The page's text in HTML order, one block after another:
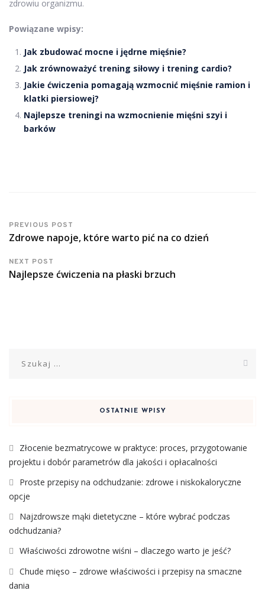
zdrowiu organizmu.
Powiązane wpisy:
Jak zbudować mocne i jędrne mięśnie?
Jak zrównoważyć trening siłowy i trening cardio?
Jakie ćwiczenia pomagają wzmocnić mięśnie ramion i
klatki piersiowej?
Najlepsze treningi na wzmocnienie mięśni szyi i
barków
PREVIOUS POST
Zdrowe napoje, które warto pić na co dzień
NEXT POST
Najlepsze ćwiczenia na płaski brzuch
OSTATNIE WPISY
Złocenie bezmatrycowe w praktyce: proces, przygotowanie
projektu i dobór parametrów dla jakości i opłacalności
Proste przepisy na odchudzanie: zdrowe i niskokaloryczne
opcje
Najzdrowsze mąki dietetyczne – które wybrać podczas
odchudzania?
Właściwości zdrowotne wiśni – dlaczego warto je jeść?
Chude mięso – zdrowe właściwości i przepisy na smaczne
dania